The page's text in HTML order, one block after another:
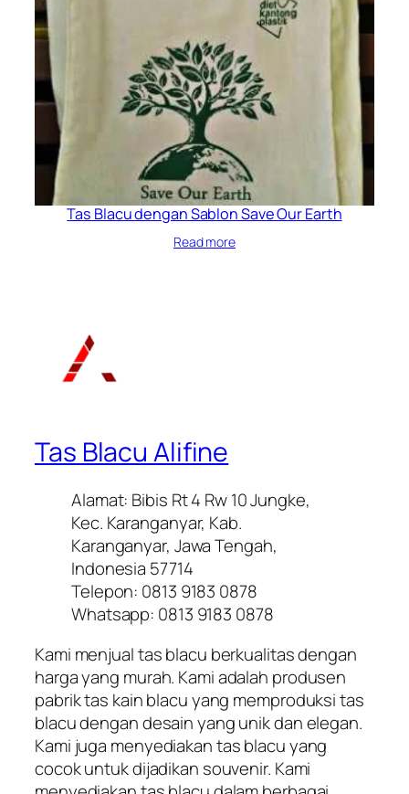
Tas Blacu dengan Sablon Save Our Earth
Read more
Tas Blacu Alifine
Alamat: Bibis Rt 4 Rw 10 Jungke,
Kec. Karanganyar, Kab.
Karanganyar, Jawa Tengah,
Indonesia 57714
Telepon: 0813 9183 0878
Whatsapp: 0813 9183 0878
Kami menjual tas blacu berkualitas dengan
harga yang murah. Kami adalah produsen
pabrik tas kain blacu yang memproduksi tas
blacu dengan desain yang unik dan elegan.
Kami juga menyediakan tas blacu yang
cocok untuk dijadikan souvenir. Kami